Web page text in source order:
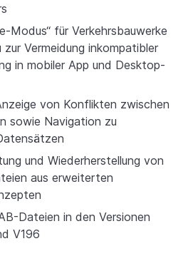
Modus“ für Verkehrsbauwerke
Vermeidung inkompatibler
in mobiler App und Desktop-
von Konflikten zwischen
sowie Navigation zu
und Wiederherstellung von
aus erweiterten
Dateien in den Versionen
V196